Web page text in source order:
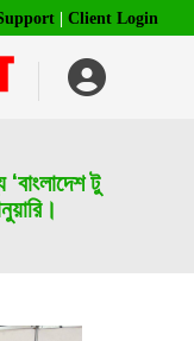
Client Login
টু